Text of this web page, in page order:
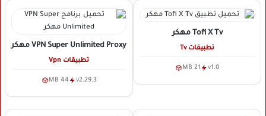
VPN Super Unlimited Proxy مهكر
تطبيقات Vpn
v2.29.3
44 MB
Tofi X Tv مهكر
تطبيقات Tv
v1.0
21 MB